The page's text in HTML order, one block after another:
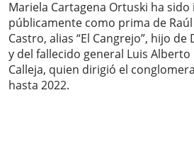
Mariela Cartagena Ortuski ha
públicamente como prima de
Castro, alias “El Cangrejo”, hijo
y del fallecido general Luis Alberto
Calleja, quien dirigió el
hasta 2022.